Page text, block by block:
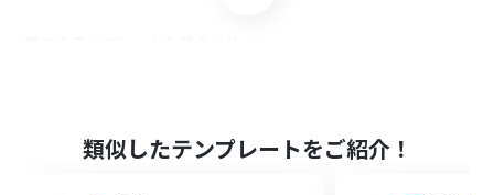
といったヒューマンエラーを防ぎ、常に正確な在庫数を維
類似したテンプレートをご紹介！